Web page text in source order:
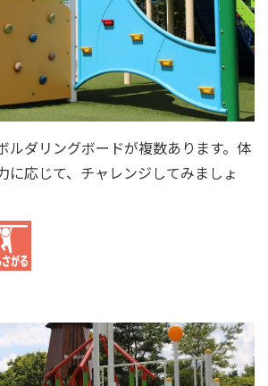
ルダリングボードが複数あります。体
に応じて、チャレンジしてみましょ